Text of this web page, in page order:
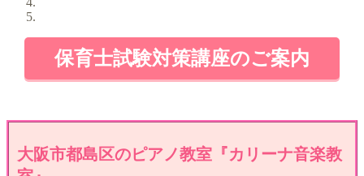
保育士試験対策講座のご案内
大阪市都島区のピアノ教室『カリーナ音楽教